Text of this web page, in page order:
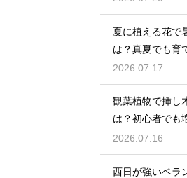
夏に植える花で
は？真夏でも育
2026.07.17
観葉植物で挿し
は？初心者でも
を紹介
2026.07.16
西日が強いベラ